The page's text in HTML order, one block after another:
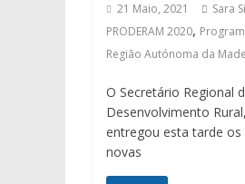
21 Maio, 2021 Sara
PRODERAM 2020,
Região Autónoma da
O Secretário Regional
Desenvolvimento
entregou esta tarde
novas